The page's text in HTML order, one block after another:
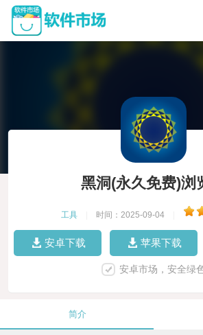
黑洞(永久免费)浏
工具 时间：2025-09-04
安卓下载 苹果下载
安卓市场，安全绿
简介